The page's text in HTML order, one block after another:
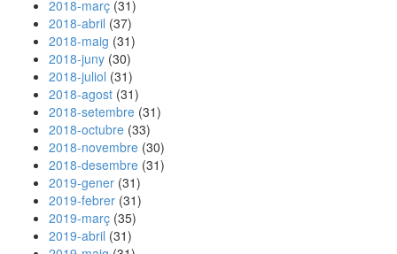
2018-març (31)
2018-abril (37)
2018-maig (31)
2018-juny (30)
2018-juliol (31)
2018-agost (31)
2018-setembre (31)
2018-octubre (33)
2018-novembre (30)
2018-desembre (31)
2019-gener (31)
2019-febrer (31)
2019-març (35)
2019-abril (31)